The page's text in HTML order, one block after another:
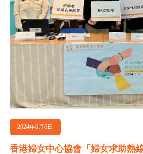
2024年6月6日
香港婦女中心協會「婦女求助熱